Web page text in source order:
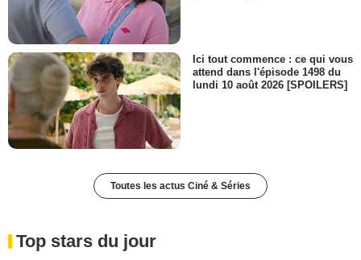
Ici tout commence : ce qui vous
attend dans l'épisode 1498 du
lundi 10 août 2026 [SPOILERS]
Toutes les actus Ciné & Séries
Top stars du jour